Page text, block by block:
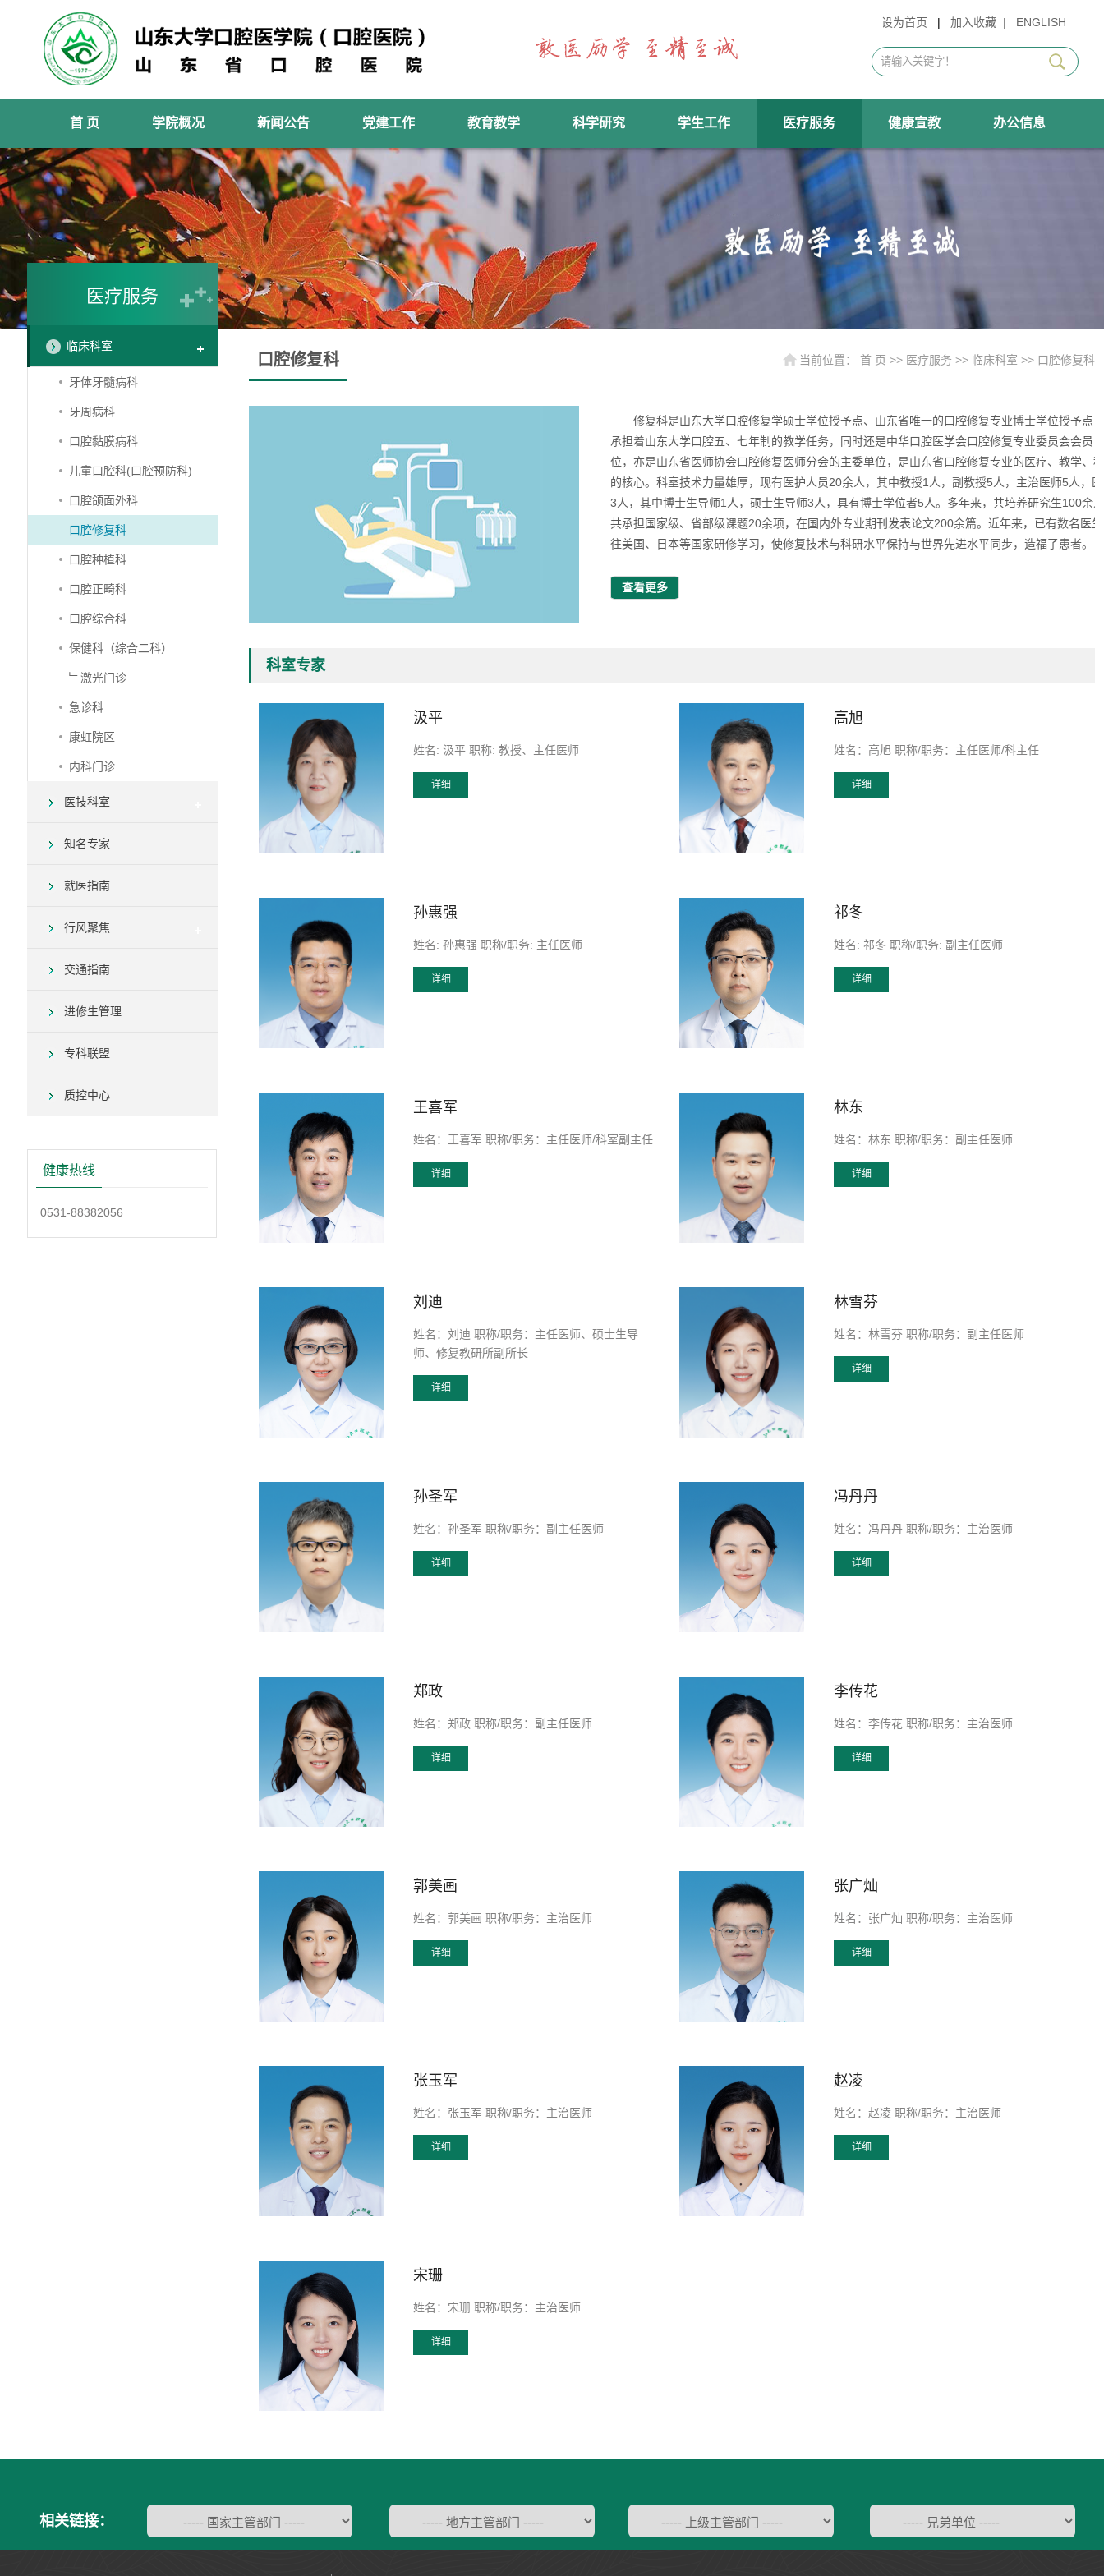
设为首页 | 加入收藏 | ENGLISH
首 页 学院概况 新闻公告 党建工作 教育教学 科学研究 学生工作 医疗服务 健康宣教 办公信息
医疗服务
临床科室
牙体牙髓病科
牙周病科
口腔黏膜病科
儿童口腔科(口腔预防科)
口腔颌面外科
口腔修复科
口腔种植科
口腔正畸科
口腔综合科
保健科（综合二科）
﹂激光门诊
急诊科
康虹院区
内科门诊
医技科室
知名专家
就医指南
行风聚焦
交通指南
进修生管理
专科联盟
质控中心
健康热线
0531-88382056
口腔修复科 当前位置： 首 页 >> 医疗服务 >> 临床科室 >> 口腔修复科
修复科是山东大学口腔修复学硕士学位授予点、山东省唯一的口腔修复专业博士学位授予点
承担着山东大学口腔五、七年制的教学任务，同时还是中华口腔医学会口腔修复专业委员会会员单
位，亦是山东省医师协会口腔修复医师分会的主委单位，是山东省口腔修复专业的医疗、教学、
的核心。科室技术力量雄厚，现有医护人员20余人，其中教授1人，副教授5人，主治医师5人，
3人，其中博士生导师1人，硕士生导师3人，具有博士学位者5人。多年来，共培养研究生100余
共承担国家级、省部级课题20余项，在国内外专业期刊发表论文200余篇。近年来，已有数名医
往美国、日本等国家研修学习，使修复技术与科研水平保持与世界先进水平同步，造福了患者。
查看更多
科室专家
汲平
姓名: 汲平 职称: 教授、主任医师
详细
高旭
姓名：高旭 职称/职务：主任医师/科主任
详细
孙惠强
姓名: 孙惠强 职称/职务: 主任医师
详细
祁冬
姓名: 祁冬 职称/职务: 副主任医师
详细
王喜军
姓名：王喜军 职称/职务：主任医师/科室副主任
详细
林东
姓名：林东 职称/职务：副主任医师
详细
刘迪
姓名：刘迪 职称/职务：主任医师、硕士生导
师、修复教研所副所长
详细
林雪芬
姓名：林雪芬 职称/职务：副主任医师
详细
孙圣军
姓名：孙圣军 职称/职务：副主任医师
详细
冯丹丹
姓名：冯丹丹 职称/职务：主治医师
详细
郑政
姓名：郑政 职称/职务：副主任医师
详细
李传花
姓名：李传花 职称/职务：主治医师
详细
郭美画
姓名：郭美画 职称/职务：主治医师
详细
张广灿
姓名：张广灿 职称/职务：主治医师
详细
张玉军
姓名：张玉军 职称/职务：主治医师
详细
赵凌
姓名：赵凌 职称/职务：主治医师
详细
宋珊
姓名：宋珊 职称/职务：主治医师
详细
相关链接：